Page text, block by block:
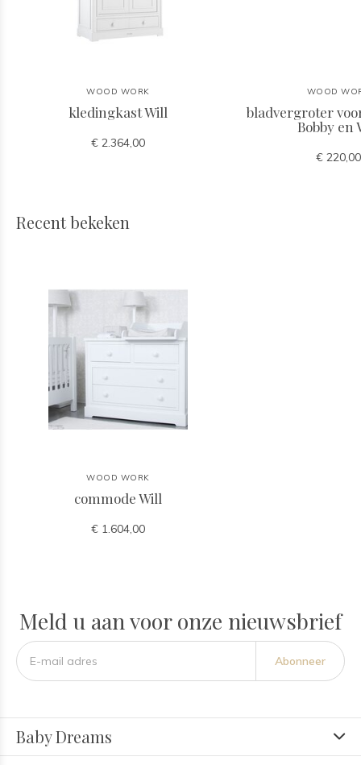
WOOD WORK
kledingkast Will
€ 2.364,00
WOOD
bladvergroter
Bobby en
€ 220,00
Recent bekeken
WOOD WORK
commode Will
€ 1.604,00
Meld u aan voor onze nieuwsbrief
Abonneer
Baby Dreams